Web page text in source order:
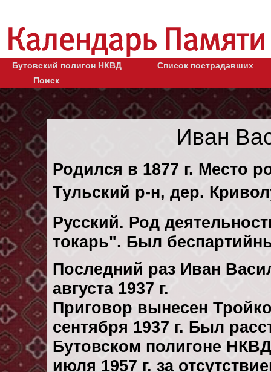
Бутовский полигон НКВД
Список пострадавших
Поиск
Иван
Родился в 1877 г. Место
Тульский р-н, дер.
Русский. Род
токарь". Был
Последний раз Иван
августа 1937 г.
Приговор вынесен
сентября 1937 г. Был
Бутовском полигоне
июля 1957 г. за